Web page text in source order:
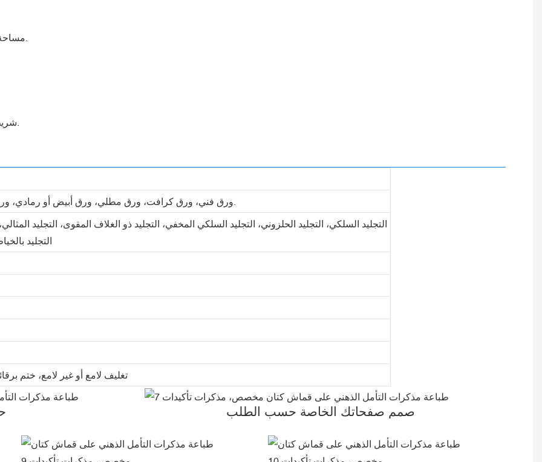
التجليد السلكي، التجليد الحلزوني، التجليد السلكي المخفي، التجليد ذو الغلاف المقوى، التجليد
التجليد
تغليف لامع أو غير لامع، ختم
صمم صفحاتك الخاصة حسب الطلب